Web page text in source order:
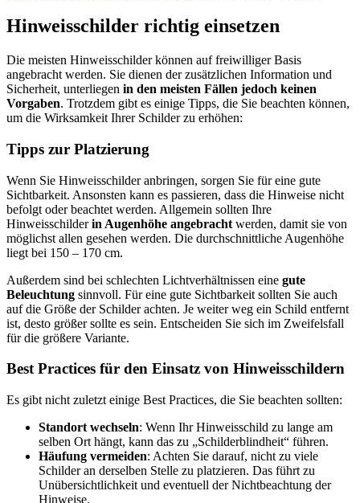
Hinweisschilder richtig einsetzen
Die meisten Hinweisschilder können auf freiwilliger Basis
angebracht werden. Sie dienen der zusätzlichen Information und
Sicherheit, unterliegen in den meisten Fällen jedoch keinen
Vorgaben. Trotzdem gibt es einige Tipps, die Sie beachten können,
um die Wirksamkeit Ihrer Schilder zu erhöhen:
Tipps zur Platzierung
Wenn Sie Hinweisschilder anbringen, sorgen Sie für eine gute
Sichtbarkeit. Ansonsten kann es passieren, dass die Hinweise nicht
befolgt oder beachtet werden. Allgemein sollten Ihre
Hinweisschilderin Augenhöhe angebracht werden, damit sie von
möglichst allen gesehen werden. Die durchschnittliche Augenhöhe
liegt bei 150 – 170 cm.
Außerdem sind bei schlechten Lichtverhältnissen eine gute
Beleuchtung sinnvoll. Für eine gute Sichtbarkeit sollten Sie auch
auf die Größe der Schilder achten. Je weiter weg ein Schild entfernt
ist, desto größer sollte es sein. Entscheiden Sie sich im Zweifelsfall
für die größere Variante.
Best Practices für den Einsatz von Hinweisschildern
Es gibt nicht zuletzt einige Best Practices, die Sie beachten sollten:
Standort wechseln: Wenn Ihr Hinweisschild zu lange am
selben Ort hängt, kann das zu „Schilderblindheit“ führen.
Häufung vermeiden: Achten Sie darauf, nicht zu viele
Schilder an derselben Stelle zu platzieren. Das führt zu
Unübersichtlichkeit und eventuell der Nichtbeachtung der
Hinweise.